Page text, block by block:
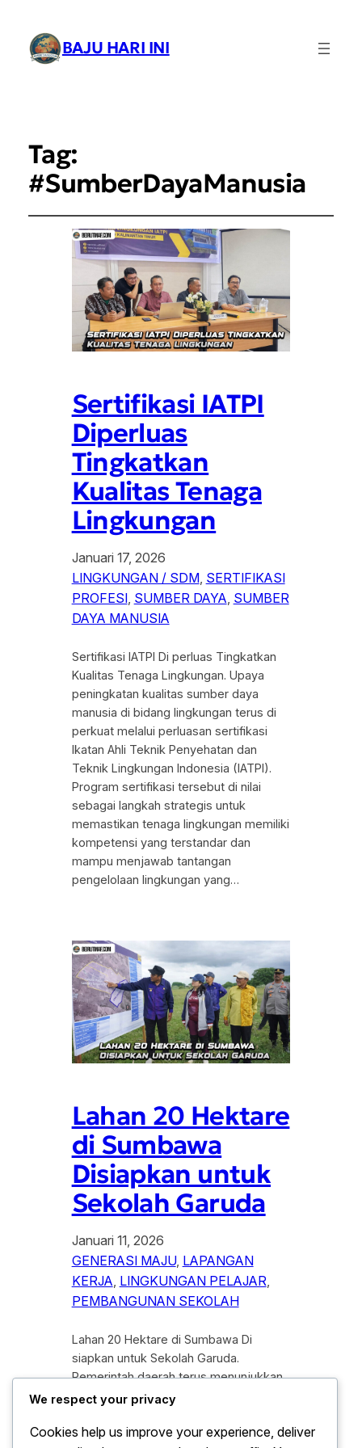
BAJU HARI INI
Tag:
#SumberDayaManusia
Sertifikasi IATPI
Diperluas
Tingkatkan
Kualitas Tenaga
Lingkungan
Januari 17, 2026
LINGKUNGAN / SDM, SERTIFIKASI
PROFESI, SUMBER DAYA, SUMBER
DAYA MANUSIA
Sertifikasi IATPI Di perluas Tingkatkan
Kualitas Tenaga Lingkungan. Upaya
peningkatan kualitas sumber daya
manusia di bidang lingkungan terus di
perkuat melalui perluasan sertifikasi
Ikatan Ahli Teknik Penyehatan dan
Teknik Lingkungan Indonesia (IATPI).
Program sertifikasi tersebut di nilai
sebagai langkah strategis untuk
memastikan tenaga lingkungan memiliki
kompetensi yang terstandar dan
mampu menjawab tantangan
pengelolaan lingkungan yang…
Lahan 20 Hektare
di Sumbawa
Disiapkan untuk
Sekolah Garuda
Januari 11, 2026
GENERASI MAJU, LAPANGAN
KERJA, LINGKUNGAN PELAJAR
PEMBANGUNAN SEKOLAH
Lahan 20 Hektare di Sumbawa Di
siapkan untuk Sekolah Garuda.
Pemerintah daerah terus menunjukkan
komitmennya dalam memajukan sektor
Barat. Sebagai langkah konkret untuk
We respect your privacy
Cookies help us improve your experience, deliver